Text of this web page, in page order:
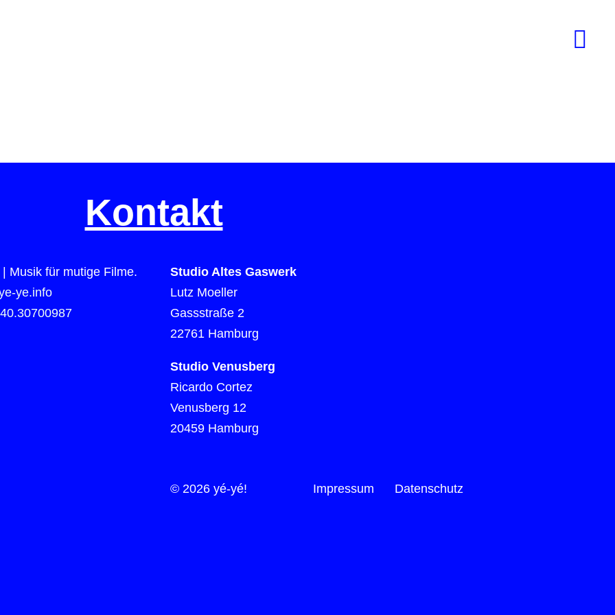
Kontakt
| Musik für mutige Filme.
ye.info
Studio Altes Gaswerk
Lutz Moeller
Gassstraße 2
22761 Hamburg
Studio Venusberg
Ricardo Cortez
Venusberg 12
20459 Hamburg
© 2026 yé-yé! Impressum Datenschutz